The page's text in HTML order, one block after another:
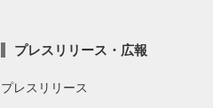
プレスリリース・広報
プレスリリース